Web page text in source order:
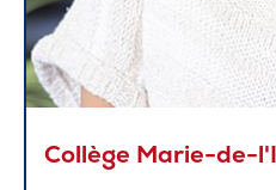
Collège Marie-de-